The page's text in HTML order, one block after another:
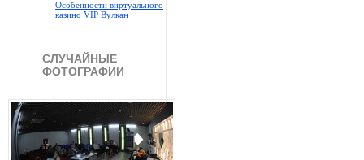
Особенности виртуального
казино VIP Вулкан
СЛУЧАЙНЫЕ
ФОТОГРАФИИ